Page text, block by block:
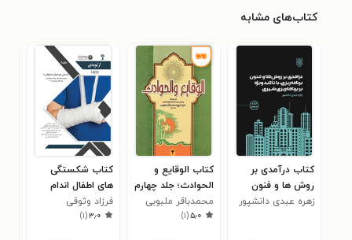
کتاب‌های مشابه
کتاب درآمدی بر
روش ها و فنون
برنامه ریزی، با تاکید
زهره عبدی دانشپور
کتاب الوقایع و
الحوادث؛ جلد چهارم
محمدباقر ملبوبی
۵٫۰(۱)
کتاب شکستگی
های اطفال اندام
فوقانی B
فرزاد وثوقی
۳٫۰(۱)